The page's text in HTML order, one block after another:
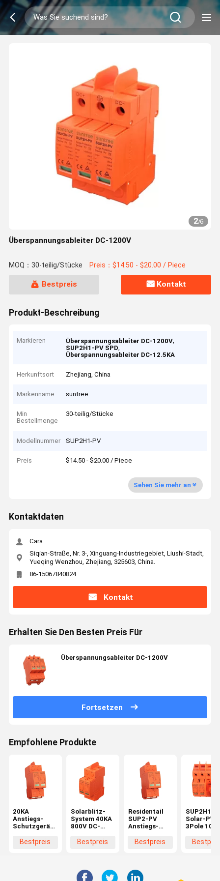
2/6
Überspannungsableiter DC-1200V
MOQ：30-teilig/Stücke Preis：$14.50 - $20.00 / Piece
Bestpreis Kontakt
Produkt-Beschreibung
Markieren Überspannungsableiter DC-1200V,
SUP2H1-PV SPD,
Überspannungsableiter DC-12.5KA
Herkunftsort Zhejiang, China
Markenname suntree
Min
Bestellmenge
30-teilig/Stücke
Modellnummer SUP2H1-PV
Preis $14.50 - $20.00 / Piece
Sehen Sie mehr an
Kontaktdaten
Cara
Siqian-Straße, Nr. 3-, Xinguang-Industriegebiet, Liushi-Stadt,
Yueqing Wenzhou, Zhejiang, 325603, China.
86-15067840824
Kontakt
Erhalten Sie Den Besten Preis Für
Überspannungsableiter DC-1200V
Fortsetzen
Empfohlene Produkte
20KA
Anstiegs-
Schutzgerät
800V
Bestpreis
Solarblitz-
System 40KA
800V DC-
Bestpreis
Residentail
SUP2-PV
Anstiegs-
Gerät DCs
Bestpreis
SUP2H1-
Solar-PV
3Pole